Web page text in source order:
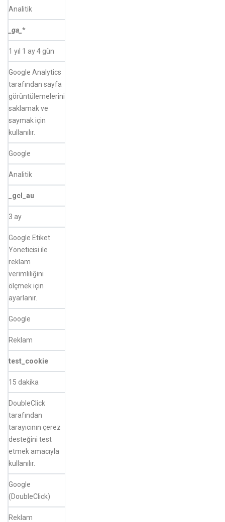
Analitik
_ga_ *
1 yıl 1 ay 4 gün
Google Analytics
tarafından sayfa
görüntülemelerini
saklamak ve
saymak için
kullanılır.
Google
Analitik
_gcl_au
3 ay
Google Etiket
Yöneticisi ile
reklam
verimliliğini
ölçmek için
ayarlanır.
Google
Reklam
test_cookie
15 dakika
DoubleClick
tarafından
tarayıcının çerez
desteğini test
etmek amacıyla
kullanılır.
Google
(DoubleClick)
Reklam